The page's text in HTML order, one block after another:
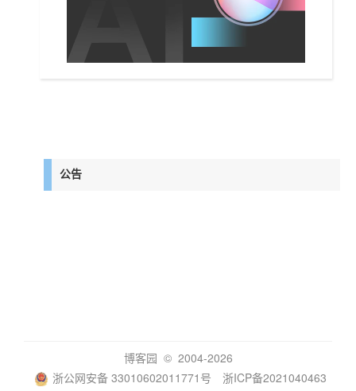
公告
博客园 © 2004-2026
浙公网安备 33010602011771号
浙ICP备2021040463